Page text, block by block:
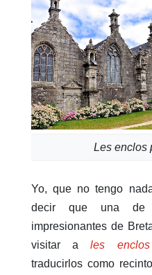
Les enclos
Yo, que no tengo
decir que una de
impresionantes de
visitar ales enclos
traducirlos como